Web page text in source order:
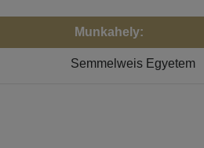
Munkahely:
Semmelweis Egyetem